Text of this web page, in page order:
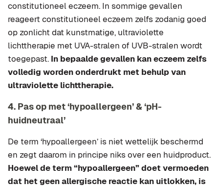
constitutioneel eczeem. In sommige gevallen
reageert constitutioneel eczeem zelfs zodanig goed
op zonlicht dat kunstmatige, ultraviolette
lichttherapie met UVA-stralen of UVB-stralen wordt
toegepast. In bepaalde gevallen kan eczeem zelfs
volledig worden onderdrukt met behulp van
ultraviolette lichttherapie.
4. Pas op met ‘hypoallergeen’ & ‘pH-
huidneutraal’
De term ‘hypoallergeen’ is niet wettelijk beschermd
en zegt daarom in principe niks over een huidproduct.
Hoewel de term “hypoallergeen” doet vermoeden
dat het geen allergische reactie kan uitlokken, is